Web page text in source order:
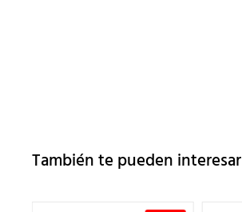
También te pueden interesar